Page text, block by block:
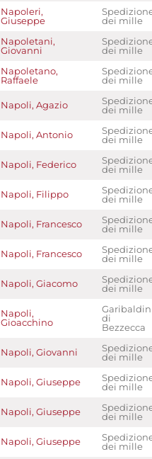
Napoleri,
Giuseppe
dei mille
Napoletani,
Giovanni
dei mille
Napoletano,
Raffaele
dei mille
Napoli, Agazio
dei mille
Napoli, Antonio
dei mille
Napoli, Federico
dei mille
Napoli, Filippo
dei mille
Napoli, Francesco
dei mille
Napoli, Francesco
dei mille
Napoli, Giacomo
dei mille
Napoli,
Gioacchino
di
Bezzecca
Napoli, Giovanni
dei mille
Napoli, Giuseppe
dei mille
Napoli, Giuseppe
dei mille
Napoli, Giuseppe
dei mille